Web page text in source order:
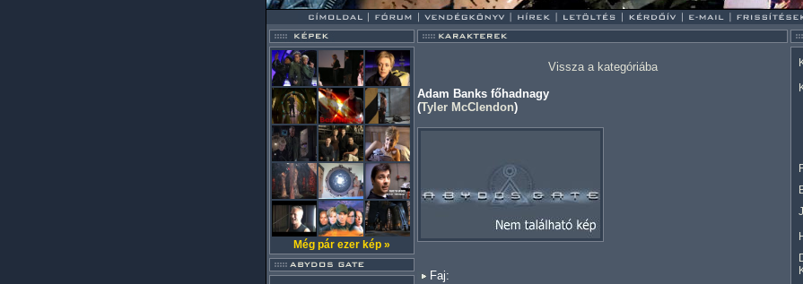
Még pár ezer kép »
Vissza a kategóriába
Adam Banks főhadnagy
(Tyler McClendon)
Faj: